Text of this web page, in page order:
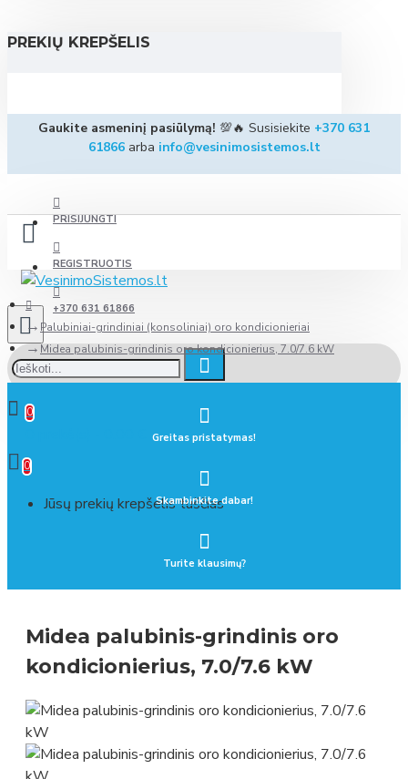
PREKIŲ KREPŠELIS
Gaukite asmeninį pasiūlymą! 💯🔥 Susisiekite +370 631
61866arba info@vesinimosistemos.lt
PRISIJUNGTI
REGISTRUOTIS
+370 631 61866
0
0
Jūsų prekių krepšelis tuščias
Palubiniai-grindiniai (konsoliniai) oro kondicionieriai
Midea palubinis-grindinis oro kondicionierius, 7.0/7.6 kW
Greitas pristatymas!
Skambinkite dabar!
Turite klausimų?
Midea palubinis-grindinis oro
kondicionierius, 7.0/7.6 kW